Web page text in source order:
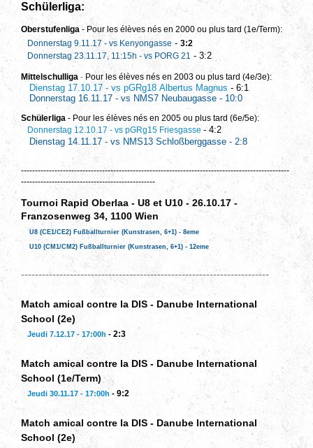
Schülerliga:
Oberstufenliga - Pour les élèves nés en 2000 ou plus tard (1e/Term):
Donnerstag 9.11.17 - vs Kenyongasse - 3:2
Donnerstag 23.11.17, 11:15h - vs PORG 21 - 3:2
Mittelschulliga - Pour les élèves nés en 2003 ou plus tard (4e/3e):
Dienstag 17.10.17 - vs pGRg18 Albertus Magnus - 6:1
Donnerstag 16.11.17 - vs NMS7 Neubaugasse - 10:0
Schülerliga - Pour les élèves nés en 2005 ou plus tard (6e/5e):
Donnerstag 12.10.17 - vs pGRg15 Friesgasse - 4:2
Dienstag 14.11.17 - vs NMS13 Schloßberggasse - 2:8
------------------------------------------------------------------------------------------------
------------------------------------------------
Tournoi Rapid Oberlaa - U8 et U10 - 26.10.17 -
Franzosenweg 34, 1100 Wien
U8 (CE1/CE2) Fußballturnier (Kunstrasen, 6+1) - 8eme
U10 (CM1/CM2) Fußballturnier (Kunstrasen, 6+1) - 12eme
-----------------------------------------------------------------------
Match amical contre la DIS - Danube International
School (2e)
Jeudi 7.12.17 - 17:00h -2:3
Match amical contre la DIS - Danube International
School (1e/Term)
Jeudi 30.11.17 - 17:00h -9:2
Match amical contre la DIS - Danube International
School (2e)